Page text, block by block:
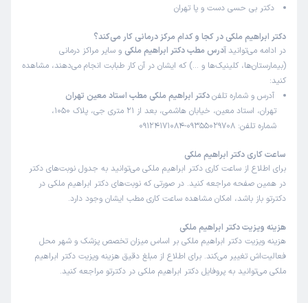
دکتر بی حسی دست و پا تهران
دکتر ابراهیم ملکی در کجا و کدام مرکز درمانی کار می‌کند؟
در ادامه می‌توانید آدرس مطب دکتر ابراهیم ملکی و سایر مراکز درمانی
(بیمارستان‌ها، کلینیک‌ها و …) که ایشان در آن کار طبابت انجام می‌دهند، مشاهده
کنید:
آدرس و شماره تلفندکتر ابراهیم ملکی مطب استاد معین تهران
تهران، استاد معین، خیابان هاشمی، بعد از 21 متری جی، پلاک 1050،
شماره تلفن: 09355029708-09124171084
ساعت کاری دکتر ابراهیم ملکی
برای اطلاع از ساعت کاری دکتر ابراهیم ملکی می‌توانید به جدول نوبت‌های دکتر
در همین صفحه مراجعه کنید. در صورتی که نوبت‌های دکتر ابراهیم ملکی در
دکترتو باز باشد، امکان مشاهده ساعت کاری مطب ایشان وجود دارد.
هزینه ویزیت دکتر ابراهیم ملکی
هزینه ویزیت دکتر ابراهیم ملکی بر اساس میزان تخصص پزشک و شهر محل
فعالیت‌اش تغییر می‌کند. برای اطلاع از مبلغ دقیق هزینه ویزیت دکتر ابراهیم
ملکی می‌توانید به پروفایل دکتر ابراهیم ملکی در دکترتو مراجعه کنید.